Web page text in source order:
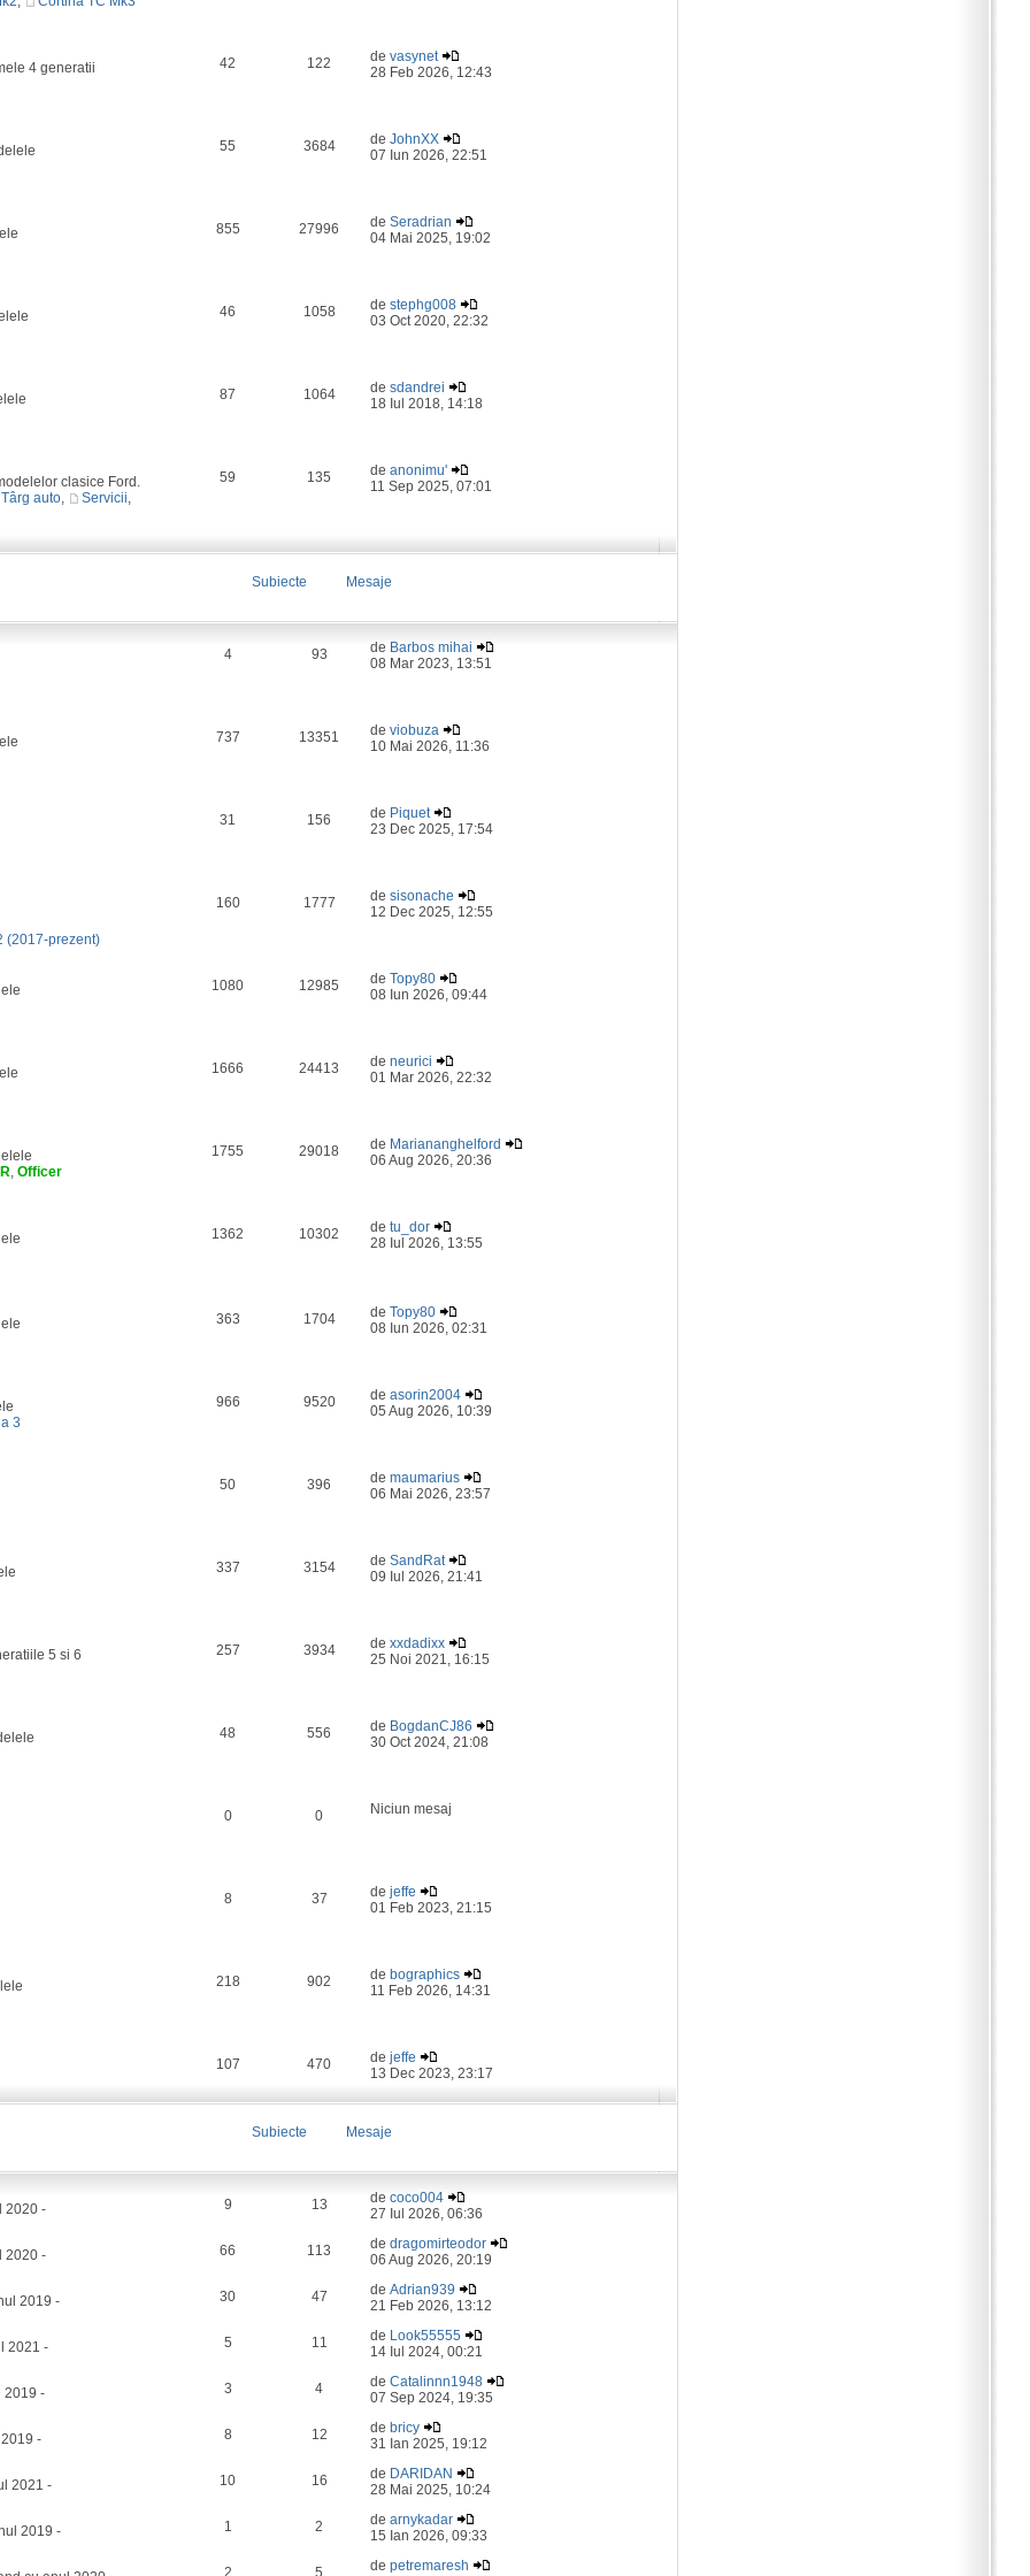
4 generatii 42 122 devasynet
28 Feb 2026, 12:43
55 3684 deJohnXX
07 Iun 2026, 22:51
855 27996 deSeradrian
04 Mai 2025, 19:02
46 1058 destephg008
03 Oct 2020, 22:32
87 1064 desdandrei
18 Iul 2018, 14:18
clasice Ford.
Târg auto, Servicii,
59 135 deanonimu'
11 Sep 2025, 07:01
Subiecte Mesaje
4 93 de Barbos mihai
08 Mar 2023, 13:51
737 13351 deviobuza
10 Mai 2026, 11:36
31 156 de Piquet
23 Dec 2025, 17:54
(2017-prezent)
160 1777 desisonache
12 Dec 2025, 12:55
1080 12985 deTopy80
08 Iun 2026, 09:44
1666 24413 deneurici
01 Mar 2026, 22:32
, Officer
1755 29018 de Mariananghelford
06 Aug 2026, 20:36
1362 10302 detu_dor
28 Iul 2026, 13:55
363 1704 deTopy80
08 Iun 2026, 02:31
3
966 9520 deasorin2004
05 Aug 2026, 10:39
50 396 demaumarius
06 Mai 2026, 23:57
337 3154 deSandRat
09 Iul 2026, 21:41
5 si 6 257 3934 dexxdadixx
25 Noi 2021, 16:15
48 556 de BogdanCJ86
30 Oct 2024, 21:08
0 0 Niciun mesaj
8 37 dejeffe
01 Feb 2023, 21:15
218 902 de bographics
11 Feb 2026, 14:31
107 470 dejeffe
13 Dec 2023, 23:17
Subiecte Mesaje
2020 - 9 13 decoco004
27 Iul 2026, 06:36
2020 - 66 113 dedragomirteodor
06 Aug 2026, 20:19
2019 - 30 47 deAdrian939
21 Feb 2026, 13:12
2021 - 5 11 de Look55555
14 Iul 2024, 00:21
2019 - 3 4 deCatalinnn1948
07 Sep 2024, 19:35
- 8 12 de bricy
31 Ian 2025, 19:12
2021 - 10 16 de DARIDAN
28 Mai 2025, 10:24
2019 - 1 2 dearnykadar
15 Ian 2026, 09:33
2 5 depetremaresh